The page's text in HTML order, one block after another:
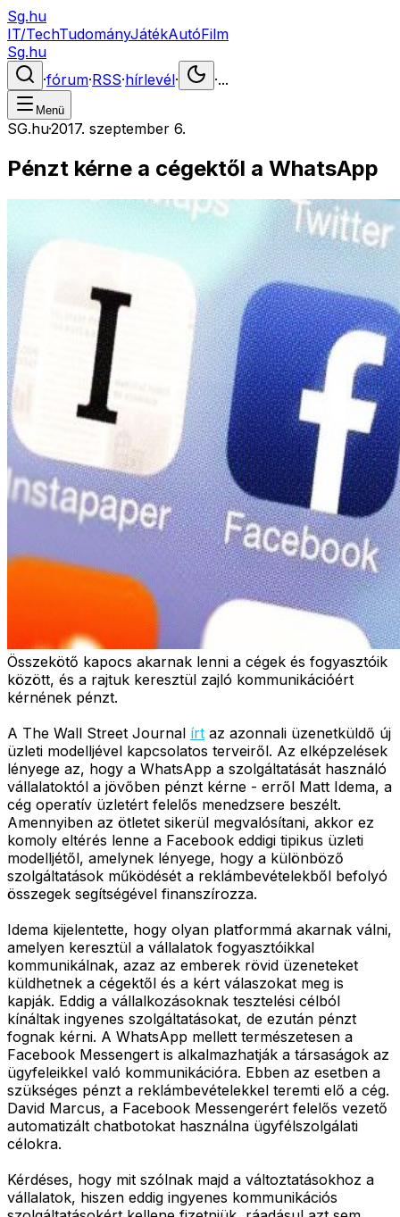
Sg.hu
IT/TechTudományJátékAutóFilm
Sg.hu
·fórum·RSS·hírlevél· ·...
Menü
SG.hu·2017. szeptember 6.
Pénzt kérne a cégektől a WhatsApp
Összekötő kapocs akarnak lenni a cégek és fogyasztóik
között, és a rajtuk keresztül zajló kommunikációért
kérnének pénzt.
A The Wall Street Journal írt az azonnali üzenetküldő új
üzleti modelljével kapcsolatos terveiről. Az elképzelések
lényege az, hogy a WhatsApp a szolgáltatását használó
vállalatoktól a jövőben pénzt kérne - erről Matt Idema, a
cég operatív üzletért felelős menedzsere beszélt.
Amennyiben az ötletet sikerül megvalósítani, akkor ez
komoly eltérés lenne a Facebook eddigi tipikus üzleti
modelljétől, amelynek lényege, hogy a különböző
szolgáltatások működését a reklámbevételekből befolyó
összegek segítségével finanszírozza.
Idema kijelentette, hogy olyan platformmá akarnak válni,
amelyen keresztül a vállalatok fogyasztóikkal
kommunikálnak, azaz az emberek rövid üzeneteket
küldhetnek a cégektől és a kért válaszokat meg is
kapják. Eddig a vállalkozásoknak tesztelési célból
kínáltak ingyenes szolgáltatásokat, de ezután pénzt
fognak kérni. A WhatsApp mellett természetesen a
Facebook Messengert is alkalmazhatják a társaságok az
ügyfeleikkel való kommunikációra. Ebben az esetben a
szükséges pénzt a reklámbevételekkel teremti elő a cég.
David Marcus, a Facebook Messengerért felelős vezető
automatizált chatbotokat használna ügyfélszolgálati
célokra.
Kérdéses, hogy mit szólnak majd a változtatásokhoz a
vállalatok, hiszen eddig ingyenes kommunikációs